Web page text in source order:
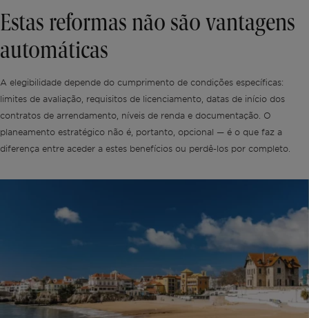
Estas reformas não são vantagens
automáticas
A elegibilidade depende do cumprimento de condições específicas:
limites de avaliação, requisitos de licenciamento, datas de início dos
contratos de arrendamento, níveis de renda e documentação. O
planeamento estratégico não é, portanto, opcional — é o que faz a
diferença entre aceder a estes benefícios ou perdê-los por completo.